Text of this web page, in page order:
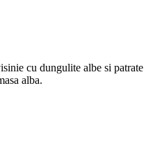
cu dungulite albe si patrate
alba.